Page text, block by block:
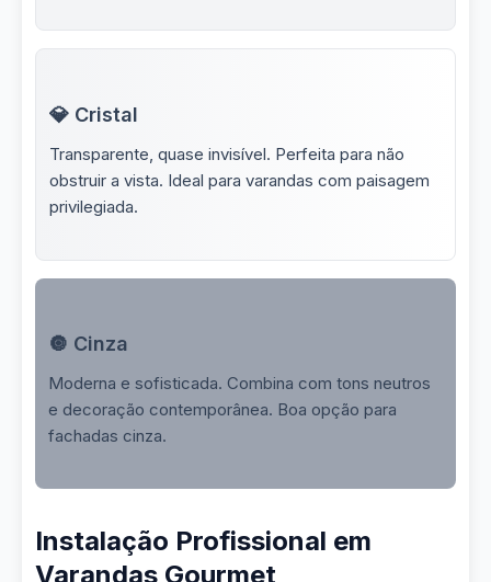
💎 Cristal
Transparente, quase invisível. Perfeita para não
obstruir a vista. Ideal para varandas com paisagem
privilegiada.
🔘 Cinza
Moderna e sofisticada. Combina com tons neutros
e decoração contemporânea. Boa opção para
fachadas cinza.
Instalação Profissional em
Varandas Gourmet